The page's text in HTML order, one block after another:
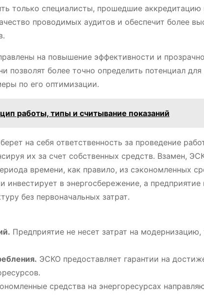
только специалисты, прошедшие
проводимых аудитов и обеспечит более
на повышение эффективности и
позволят более точно определить потенциал
по его оптимизации․
работы, типы и считывание показаний
на себя ответственность за проведение
их за счет собственных средств․ Взамен,
времени, как правило, из сэкономленных
в энергосбережение, а предприятие
без первоначальных затрат․
Предприятие не несет затрат на модернизацию,
ЭСКО предоставляет гарантии на
средства на энергоресурсах